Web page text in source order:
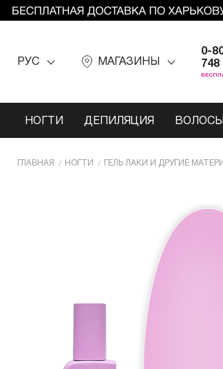
РУС МАГАЗИНЫ
0-
748
НОГТИ ДЕПИЛЯЦИЯ ВОЛОСЫ
ГЛАВНАЯ НОГТИ ГЕЛЬ ЛАКИ И ДРУГИЕ